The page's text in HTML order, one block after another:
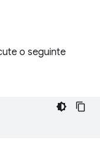
o seguinte